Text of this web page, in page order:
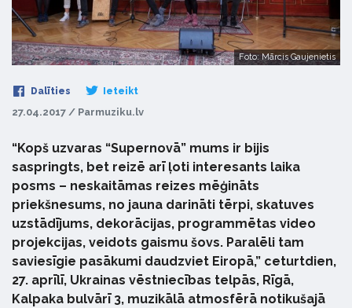
Foto: Mārcis Gaujenietis
Dalīties Ieteikt
27.04.2017 / Parmuziku.lv
“Kopš uzvaras “Supernovā” mums ir bijis
saspringts, bet reizē arī ļoti interesants laika
posms – neskaitāmas reizes mēģināts
priekšnesums, no jauna darināti tērpi, skatuves
uzstādījums, dekorācijas, programmētas video
projekcijas, veidots gaismu šovs. Paralēli tam
saviesīgie pasākumi daudzviet Eiropā,” ceturtdien,
27. aprīlī, Ukrainas vēstniecības telpās, Rīgā,
Kalpaka bulvārī 3, muzikālā atmosfērā notikušajā